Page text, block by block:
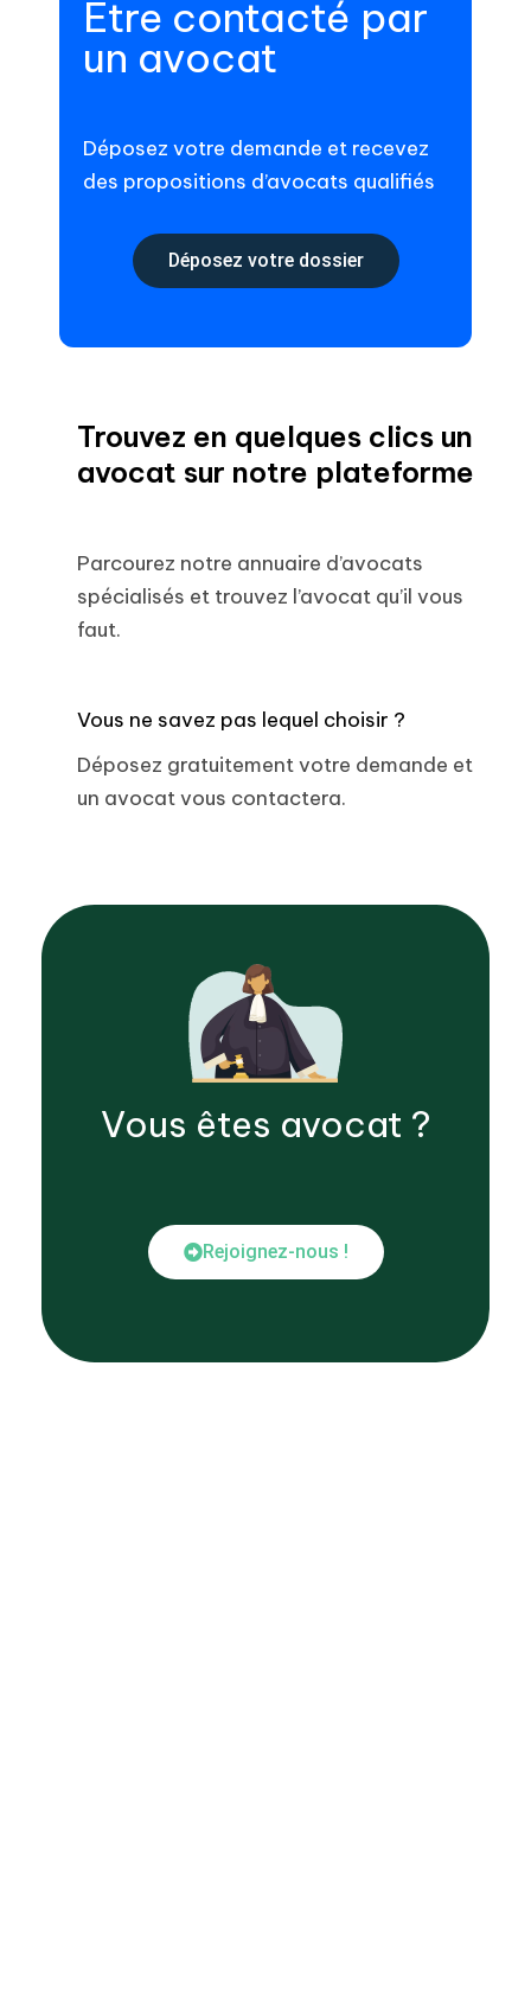
Être contacté par
un avocat
Déposez votre demande et recevez
des propositions d’avocats qualifiés
Déposez votre dossier
Trouvez en quelques clics un
avocat sur notre plateforme
Parcourez notre annuaire d’avocats
spécialisés et trouvez l’avocat qu’il vous
faut.
Vous ne savez pas lequel choisir ?
Déposez gratuitement votre demande et
un avocat vous contactera.
Vous êtes avocat ?
Rejoignez-nous !